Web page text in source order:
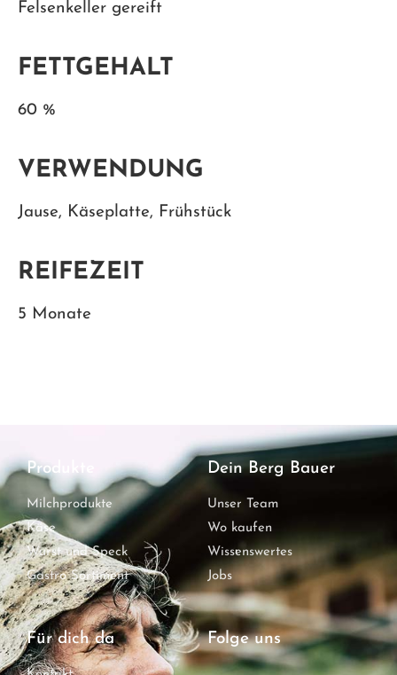
Felsenkeller gereift
FETTGEHALT
60 %
VERWENDUNG
Jause, Käseplatte, Frühstück
REIFEZEIT
5 Monate
Produkte
Milchprodukte
Käse
Wurst und Speck
Gastro Sortiment
Dein Berg Bauer
Unser Team
Wo kaufen
Wissenswertes
Jobs
Für dich da Folge uns